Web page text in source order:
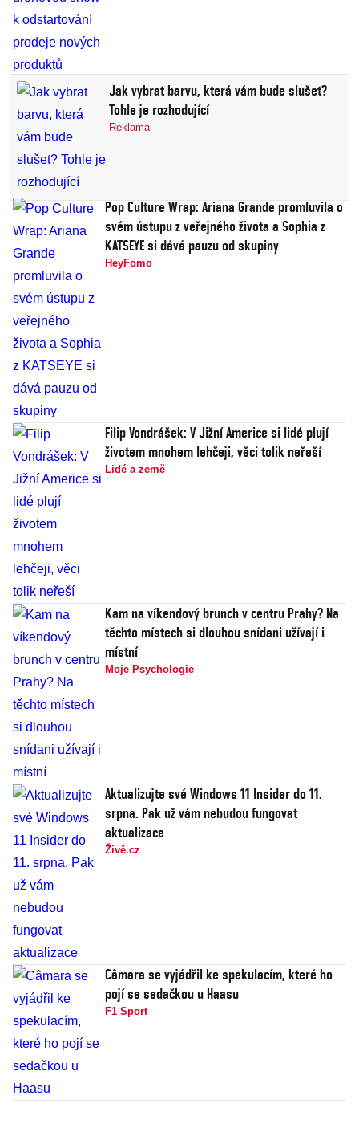
Jak vybrat barvu, která vám bude slušet?
Tohle je rozhodující
Reklama
Pop Culture Wrap: Ariana Grande promluvila o
svém ústupu z veřejného života a Sophia z
KATSEYE si dává pauzu od skupiny
HeyFomo
Filip Vondrášek: V Jižní Americe si lidé plují
životem mnohem lehčeji, věci tolik neřeší
Lidé a země
Kam na víkendový brunch v centru Prahy? Na
těchto místech si dlouhou snídani užívají i
místní
Moje Psychologie
Aktualizujte své Windows 11 Insider do 11.
srpna. Pak už vám nebudou fungovat
aktualizace
Živě.cz
Câmara se vyjádřil ke spekulacím, které ho
pojí se sedačkou u Haasu
F1 Sport